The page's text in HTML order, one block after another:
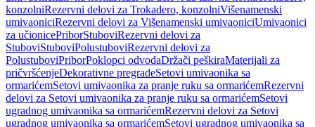
konzolniRezervni delovi za Trokadero, konzolniVišenamenski
umivaoniciRezervni delovi za Višenamenski umivaoniciUmivaonici
za učionicePriborStuboviRezervni delovi za
StuboviStuboviPolustuboviRezervni delovi za
PolustuboviPriborPoklopci odvodaDržači peškiraMaterijali za
pričvršćenjeDekorativne pregradeSetovi umivaonika sa
ormarićemSetovi umivaonika za pranje ruku sa ormarićemRezervni
delovi za Setovi umivaonika za pranje ruku sa ormarićemSetovi
ugradnog umivaonika sa ormarićemRezervni delovi za Setovi
ugradnog umivaonika sa ormarićemSetovi ugradnog umivaonika sa